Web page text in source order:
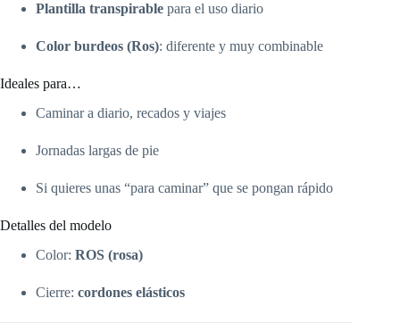
Plantilla transpirable para el uso diario
Color burdeos (Ros): diferente y muy combinable
Ideales para…
Caminar a diario, recados y viajes
Jornadas largas de pie
Si quieres unas “para caminar” que se pongan rápido
Detalles del modelo
Color: ROS (rosa)
Cierre: cordones elásticos